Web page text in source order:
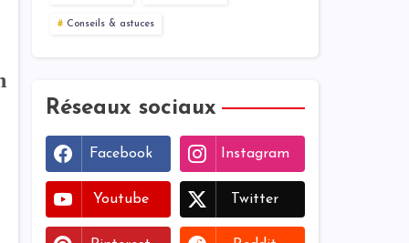
Conseils & astuces
Réseaux sociaux
Facebook Instagram
Youtube Twitter